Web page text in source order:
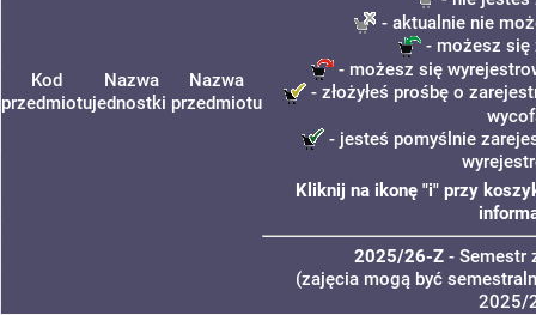
Kod
przedmiotu
Nazwa
jednostki
Nazwa
przedmiotu
- aktualnie nie
- możesz się
- możesz się
- złożyłeś prośbę o
- jesteś pomyślnie
Kliknij na ikonę "i" przy
2025/26-Z - Semestr
(zajęcia mogą być
2025/